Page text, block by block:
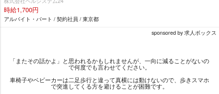
時給1,700円
アルバイト・パート / 契約社員 / 東京都
sponsored by 求人ボックス
「またその話かよ」と思われるかもしれませんが、一向に減ることがないの
で何度でも言わせてください。
車椅子やベビーカーは二足歩行と違って真横には動けないので、歩きスマホ
で突進してくる方を避けることが困難です。